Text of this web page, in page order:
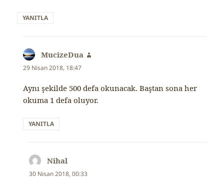
YANITLA
MucizeDua
29 Nisan 2018, 18:47
Aynı şekilde 500 defa okunacak. Baştan sona her
okuma 1 defa oluyor.
YANITLA
Nihal
ki:
30 Nisan 2018, 00:33